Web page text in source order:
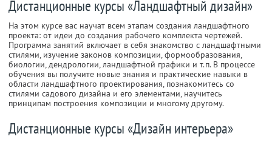
Дистанционные курсы «Ландшафтный дизайн»
На этом курсе вас научат всем этапам создания ландшафтного
проекта: от идеи до создания рабочего комплекта чертежей.
Программа занятий включает в себя знакомство с ландшафтными
стилями, изучение законов композиции, формообразования,
биологии, дендрологии, ландшафтной графики и т.п. В процессе
обучения вы получите новые знания и практические навыки в
области ландшафтного проектирования, познакомитесь со
стилями садового дизайна и его элементами, научитесь
принципам построения композиции и многому другому.
Дистанционные курсы «Дизайн интерьера»